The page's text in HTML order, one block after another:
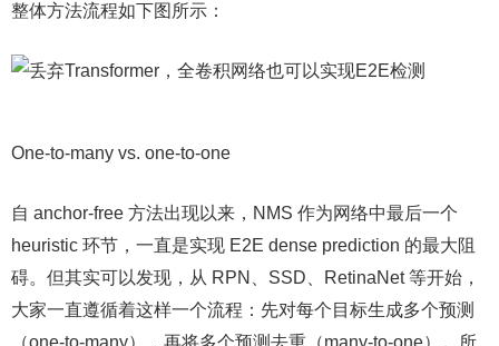
整体方法流程如下图所示：
One-to-many vs. one-to-one
自 anchor-free 方法出现以来，NMS 作为网络中最后一个
heuristic 环节，一直是实现 E2E dense prediction 的最大阻
碍。但其实可以发现，从 RPN、SSD、RetinaNet 等开始，
大家一直遵循着这样一个流程：先对每个目标生成多个预测
（one-to-many），再将多个预测去重（many-to-one）。所